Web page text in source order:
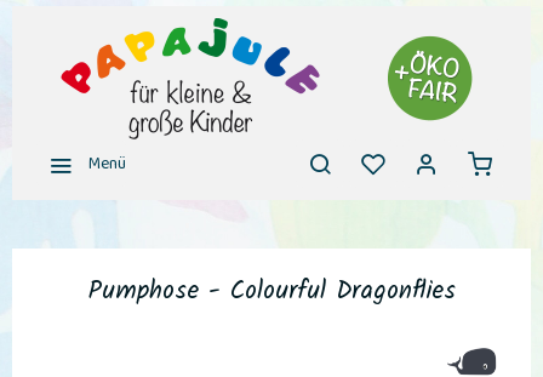
Menü
Pumphose - Colourful Dragonflies